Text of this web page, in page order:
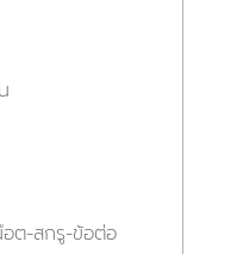
ต-สกรู-ข้อต่อ